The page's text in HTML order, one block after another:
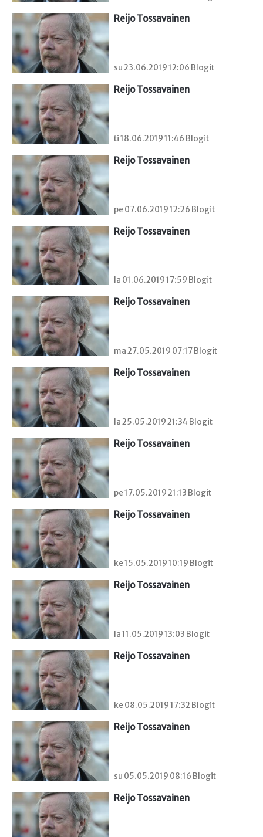
Reijo Tossavainen
su 23.06.2019 12:06 Blogit
Reijo Tossavainen
ti 18.06.2019 11:46 Blogit
Reijo Tossavainen
pe 07.06.2019 12:26 Blogit
Reijo Tossavainen
la 01.06.2019 17:59 Blogit
Reijo Tossavainen
ma 27.05.2019 07:17 Blogit
Reijo Tossavainen
la 25.05.2019 21:34 Blogit
Reijo Tossavainen
pe 17.05.2019 21:13 Blogit
Reijo Tossavainen
ke 15.05.2019 10:19 Blogit
Reijo Tossavainen
la 11.05.2019 13:03 Blogit
Reijo Tossavainen
ke 08.05.2019 17:32 Blogit
Reijo Tossavainen
su 05.05.2019 08:16 Blogit
Reijo Tossavainen